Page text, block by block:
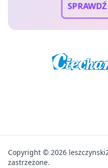
Copyright © 2026
zastrzeżone.